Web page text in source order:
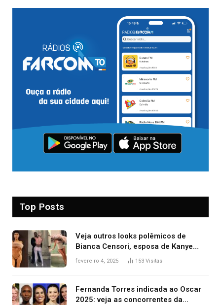
Top Posts
Veja outros looks polêmicos de
Bianca Censori, esposa de Kanye
West que apareceu nua no Grammy
fevereiro 4, 2025 153 Visitas
Fernanda Torres indicada ao Oscar
2025: veja as concorrentes da